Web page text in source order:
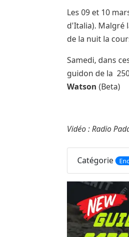
Les 09 et 10
d'Italia). Malgré
de la nuit la
Samedi, dans
guidon de la
Watson (Beta)
Vidéo : Radio
Catégorie